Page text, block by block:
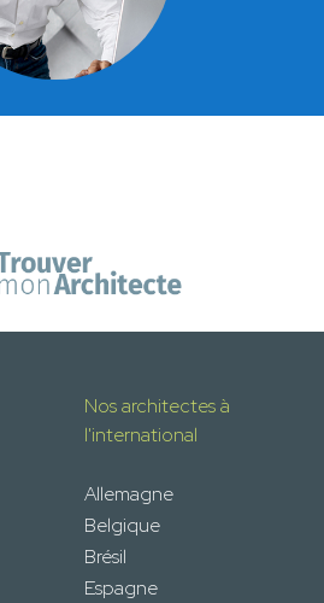
Nos architectes à
l'international
Allemagne
Belgique
Brésil
Espagne